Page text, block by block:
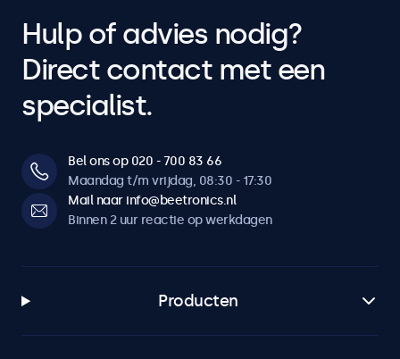
Dimbaar backlight
Instelbare achtergrondverlichting via afstandsbediening of
optionele dimmer.
Spiegelfunctie
Compatibel met teleprompter. Beeld kan horizontaal en
Aansluitingen
HDMI
1x
BNC (CVBS)
Hulp of advies nodig?
Direct contact met een
specialist.
Bel ons op 020 - 700 83 66
Maandag t/m vrijdag, 08:30 - 17:30
Mail naar info@beetronics.nl
Binnen 2 uur reactie op werkdagen
Producten